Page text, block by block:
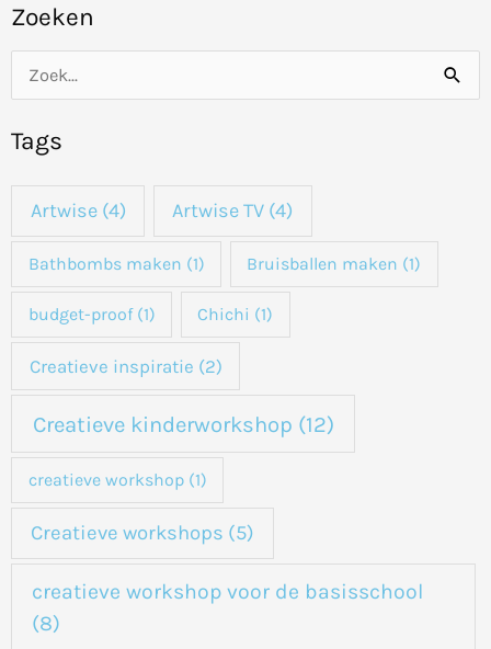
Zoeken
e
k
a
Tags
Artwise(4) Artwise TV (4)
Bathbombs maken (1) Bruisballen maken (1)
budget-proof(1) Chichi (1)
Creatieve inspiratie (2)
Creatieve kinderworkshop (12)
creatieve workshop(1)
Creatieve workshops (5)
creatieve workshop voor de basisschool
(8)